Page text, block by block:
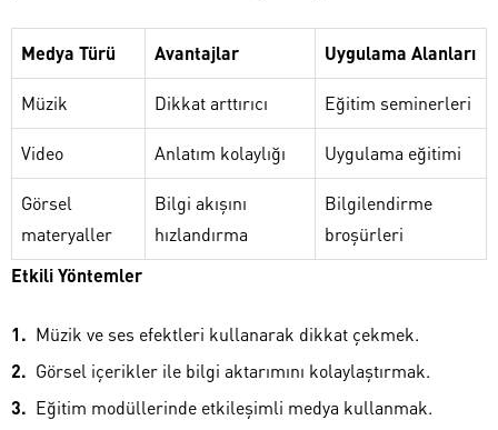
Medya Türü Avantajlar Uygulama Alanları
Müzik Dikkat arttırıcı Eğitim seminerleri
Video Anlatım kolaylığı Uygulama eğitimi
Görsel
materyaller
Bilgi akışını
hızlandırma
Bilgilendirme
broşürleri
Etkili Yöntemler
Müzik ve ses efektleri kullanarak dikkat çekmek.
Görsel içerikler ile bilgi aktarımını kolaylaştırmak.
Eğitim modüllerinde etkileşimli medya kullanmak.